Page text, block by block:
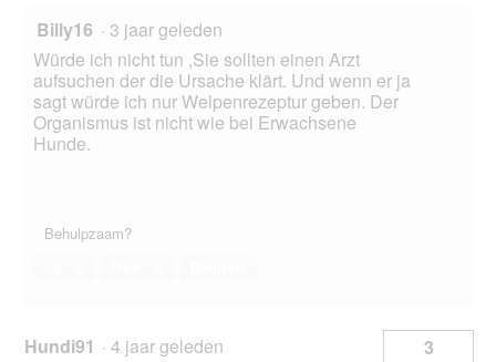
Billy16 · 3 jaar geleden
Würde ich nicht tun ,Sie sollten einen Arzt
aufsuchen der die Ursache klärt. Und wenn er ja
sagt würde ich nur Welpenrezeptur geben. Der
Organismus ist nicht wie bei Erwachsene
Hunde.
Behulpzaam?
Hundi91 · 4 jaar geleden
3